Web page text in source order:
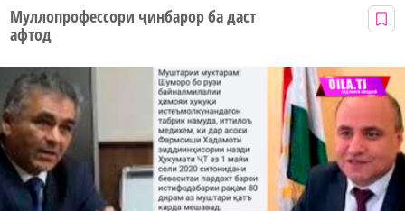
Муллопрофессори ҷинбарор ба даст
афтод